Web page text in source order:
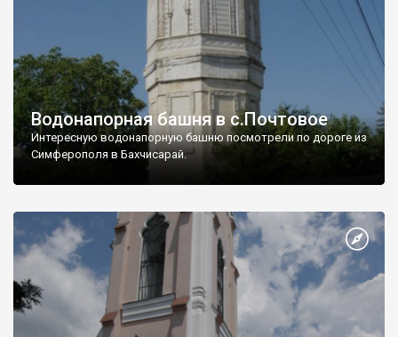
Водонапорная башня в с.Почтовое
Интересную водонапорную башню посмотрели по дороге из
Симферополя в Бахчисарай.